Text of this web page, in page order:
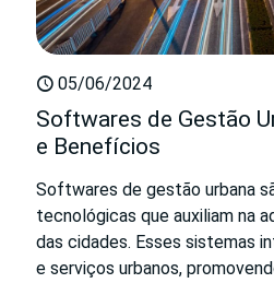
05/06/2024
Softwares de Gestão
e Benefícios
Softwares de gestão urbana
tecnológicas que auxiliam na
das cidades. Esses sistemas
e serviços urbanos,